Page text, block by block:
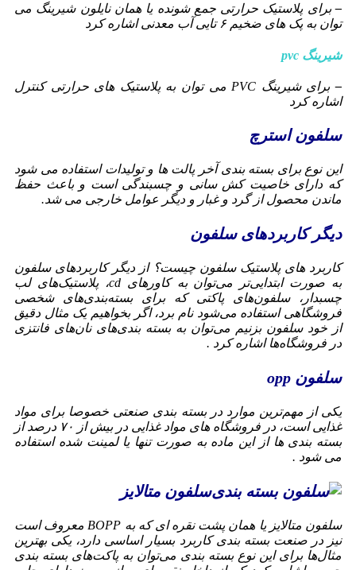
–برای پلاستیک حرارتی جمع شونده یا همان نایلون شیرینگ می
توان به پک های ضخیم ۶ تایی آب معدنی اشاره کرد
شیرینگ pvc
–
برای شیرینگ PVC می توان به پلاستیک های حرارتی کنترل
اشاره کرد
سلفون استرچ
این نوع برای بسته بندی آخر پالت ها و تولیدات استفاده می شود
که دارای خاصیت کش سانی و چسبندگی است و باعث حفظ
ماندن محصول از گرد و غبار و دیگر عوامل خارجی می شد.
دیگر کاربردهای سلفون
کاربرد های پلاستیک سلفون چیست؟ از دیگر کاربردهای سلفون
به صورت ابتدایی‌تر می‌توان به کاورهای cd، پلاستیک‌های لب
چسبدار، سلفون‌های پاکتی که برای بسته‌بندی‌های شخصی
فروشگاهی استفاده می‌شود نام برد، اگر بخواهیم یک مثال دقیق
از خود سلفون بزنیم می‌توان به بسته بندی‌های نان‌های فانتزی
در فروشگاه‌ها اشاره کرد .
سلفون opp
یکی از مهم‌ترین موارد در بسته بندی صنعتی خصوصا برای مواد
غذایی است، در فروشگاه های مواد غذایی در بیش از ۷۰ درصد از
بسته بندی ها از این ماده به صورت تنها یا لمینت شده استفاده
می شود .
سلفون متالایز
سلفون متالایز یا همان پشت نقره ای که به BOPP معروف است
نیز در صنعت بسته بندی کاربرد بسیار اساسی دارد، یکی بهترین
مثال‌ها برای این نوع بسته بندی می‌توان به پاکت‌های بسته بندی